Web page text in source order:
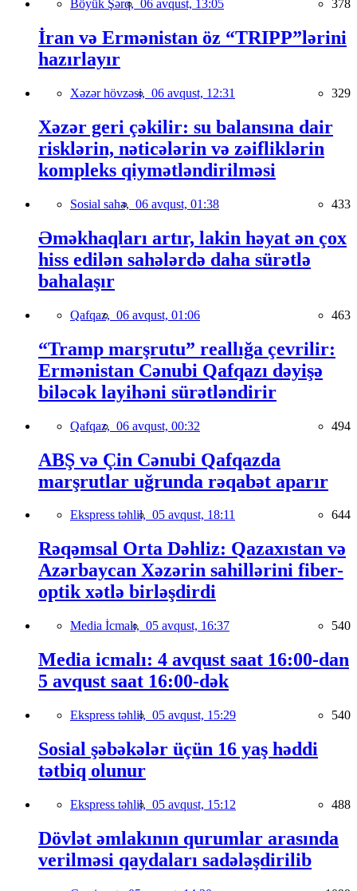
Böyük Şərq, 06 avqust, 13:05 378
İran və Ermənistan öz “TRIPP”lərini
hazırlayır
Xəzər hövzəsi, 06 avqust, 12:31 329
Xəzər geri çəkilir: su balansına dair
risklərin, nəticələrin və zəifliklərin
kompleks qiymətləndirilməsi
Sosial sahə, 06 avqust, 01:38 433
Əməkhaqları artır, lakin həyat ən çox
hiss edilən sahələrdə daha sürətlə
bahalaşır
Qafqaz, 06 avqust, 01:06 463
“Tramp marşrutu” reallığa çevrilir:
Ermənistan Cənubi Qafqazı dəyişə
biləcək layihəni sürətləndirir
Qafqaz, 06 avqust, 00:32 494
ABŞ və Çin Cənubi Qafqazda
marşrutlar uğrunda rəqabət aparır
Ekspress təhlil, 05 avqust, 18:11 644
Rəqəmsal Orta Dəhliz: Qazaxıstan və
Azərbaycan Xəzərin sahillərini fiber-
optik xətlə birləşdirdi
Media İcmalı, 05 avqust, 16:37 540
Media icmalı: 4 avqust saat 16:00-dan
5 avqust saat 16:00-dək
Ekspress təhlil, 05 avqust, 15:29 540
Sosial şəbəkələr üçün 16 yaş həddi
tətbiq olunur
Ekspress təhlil, 05 avqust, 15:12 488
Dövlət əmlakının qurumlar arasında
verilməsi qaydaları sadələşdirilib